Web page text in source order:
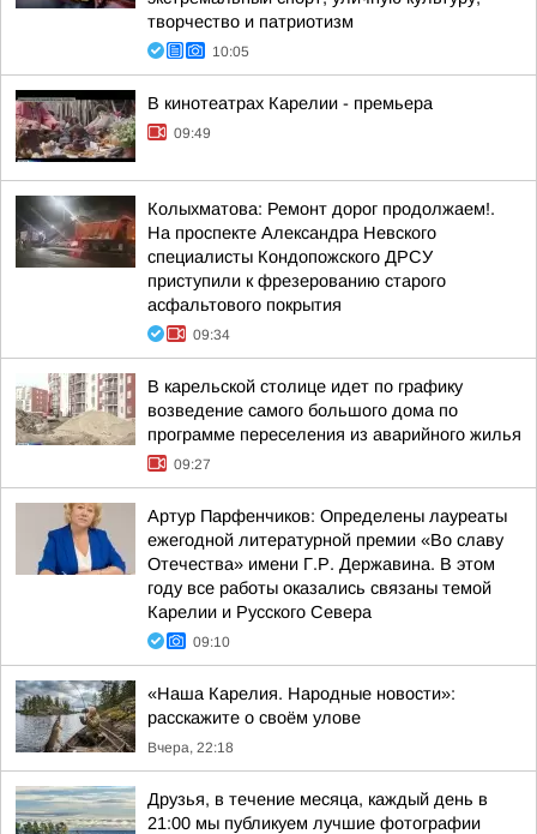
творчество и патриотизм
10:05
В кинотеатрах Карелии - премьера
09:49
Колыхматова: Ремонт дорог продолжаем!.
На проспекте Александра Невского
специалисты Кондопожского ДРСУ
приступили к фрезерованию старого
асфальтового покрытия
09:34
В карельской столице идет по графику
возведение самого большого дома по
программе переселения из аварийного жилья
09:27
Артур Парфенчиков: Определены лауреаты
ежегодной литературной премии «Во славу
Отечества» имени Г.Р. Державина. В этом
году все работы оказались связаны темой
Карелии и Русского Севера
09:10
«Наша Карелия. Народные новости»:
расскажите о своём улове
Вчера, 22:18
Друзья, в течение месяца, каждый день в
21:00 мы публикуем лучшие фотографии